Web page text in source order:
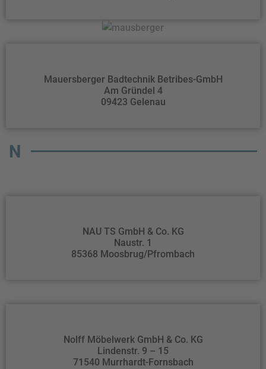
Mauersberger Badtechnik Betribes-GmbH
Am Gründel 4
09423 Gelenau
N
NAU TS GmbH & Co. KG
Naustr. 1
85368 Moosbrug/Pfrombach
Nolff Möbelwerk GmbH & Co. KG
Lindenstr. 9 – 15
71540 Murrhardt-Fornsbach